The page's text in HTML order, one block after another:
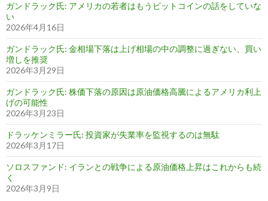
ガンドラック氏: アメリカの若者はもうビットコインの話をしていな
い
2026年4月16日
ガンドラック氏: 金相場下落は上げ相場の中の調整に過ぎない、買い
増しを推奨
2026年3月29日
ガンドラック氏: 株価下落の原因は原油価格高騰によるアメリカ利上
げの可能性
2026年3月23日
ドラッケンミラー氏: 投資家が失業率を監視するのは無駄
2026年3月17日
ソロスファンド: イランとの戦争による原油価格上昇はこれからも続
く
2026年3月9日